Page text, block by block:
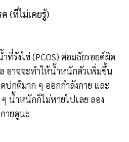
(ที่ไม่เคยรู้)
ที่รังไข่ (PCOS) ต่อมธัยรอยด์ผิด
อาจจะทำให้น้ำหนักตัวเพิ่มขึ้น
ปกติมาก ๆ ออกกำลังกาย และ
น้ำหนักก็ไม่หายไปเลย ลอง
ายดูนะ